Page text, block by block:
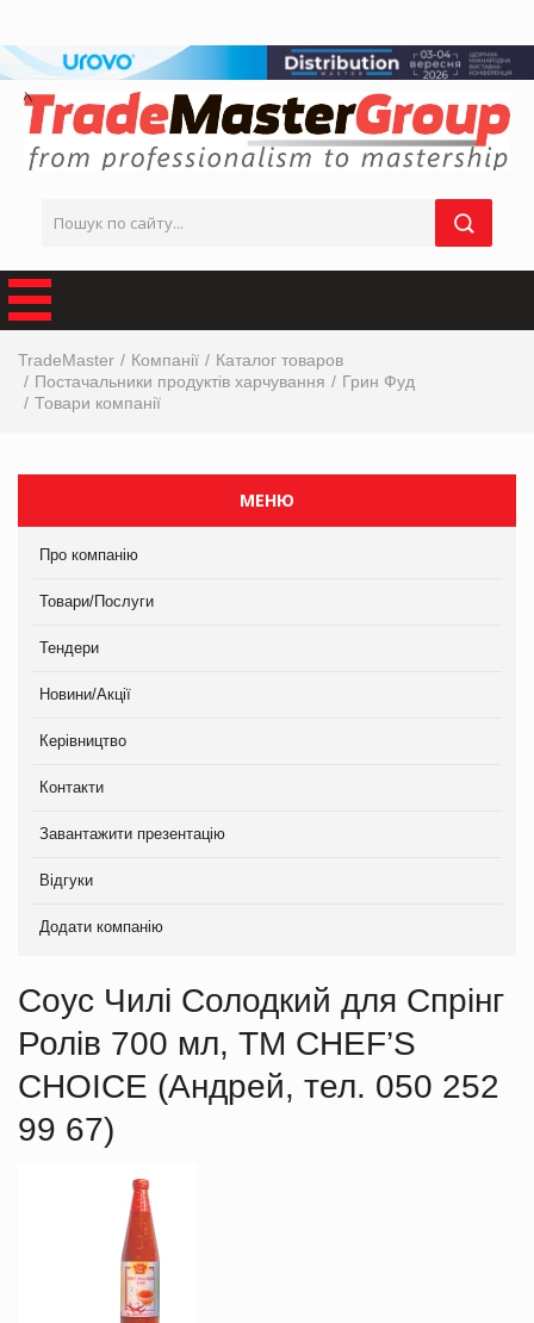
TradeMaster Компанії
Каталог товаров
Постачальники продуктів харчування
Грин Фуд
Товари компанії
МЕНЮ
Про компанію
Товари/Послуги
Тендери
Новини/Акції
Керівництво
Контакти
Завантажити презентацію
Відгуки
Додати компанію
Соус Чилі Солодкий для Спрінг
Ролів 700 мл, ТМ CHEF’S
CHOICE (Андрей, тел. 050 252
99 67)